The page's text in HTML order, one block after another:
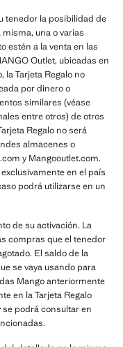
tenedor la posibilidad de
una o varias
estén a la venta en las
Outlet, ubicadas en
la Tarjeta Regalo no
por dinero o
similares (véase
entre otros) de otros
Regalo no será
almacenes o
y Mangooutlet.com.
en el país
podrá utilizarse en un
de su activación. La
compras que el tenedor
El saldo de la
se vaya usando para
Mango anteriormente
en la Tarjeta Regalo
podrá consultar en